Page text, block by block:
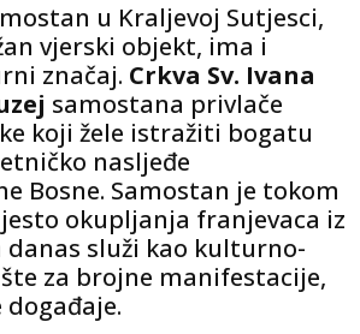
u Kraljevoj Sutjesci,
vjerski objekt, ima i
značaj. Crkva Sv. Ivana
samostana privlače
koji žele istražiti bogatu
nasljeđe
Bosne. Samostan je tokom
okupljanja franjevaca iz
danas služi kao kulturno-
za brojne manifestacije,